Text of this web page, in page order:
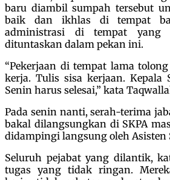
baru diambil sumpah tersebut
baik dan ikhlas di tempat
administrasi di tempat yang
dituntaskan dalam pekan ini.
“Pekerjaan di tempat lama
kerja. Tulis sisa kerjaan. Kepala
Senin harus selesai,” kata
Pada senin nanti, serah-terima
bakal dilangsungkan di SKPA
didampingi langsung oleh Asisten
Seluruh pejabat yang dilantik,
tugas yang tidak ringan.